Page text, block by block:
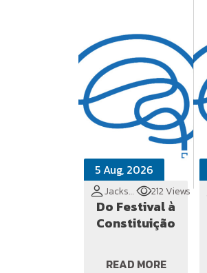
5 Aug, 2026
Jackson Cionek 212 Views
Do Festival à
Constituição
READ MORE